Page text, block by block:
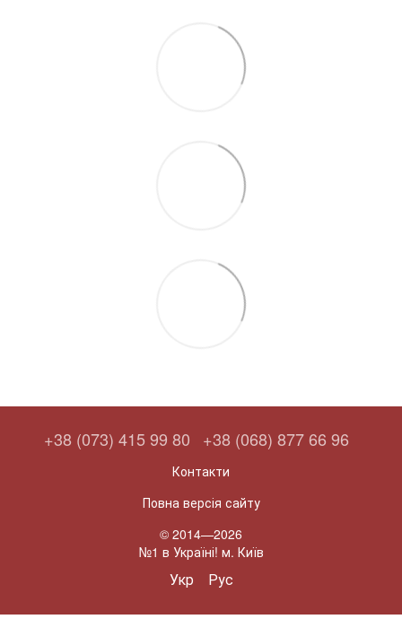
+38 (073) 415 99 80 +38 (068) 877 66 96
Контакти
Повна версія сайту
© 2014—2026
№1 в Україні! м. Київ
Укр Рус